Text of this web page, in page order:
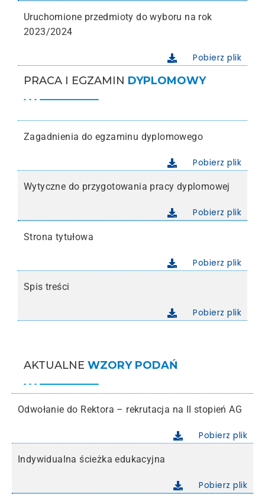
Uruchomione przedmioty do wyboru na rok
2023/2024
Pobierz plik
PRACA I EGZAMIN DYPLOMOWY
Zagadnienia do egzaminu dyplomowego
Pobierz plik
Wytyczne do przygotowania pracy dyplomowej
Pobierz plik
Strona tytułowa
Pobierz plik
Spis treści
Pobierz plik
AKTUALNE WZORY PODAŃ
Odwołanie do Rektora – rekrutacja na II stopień AG
Pobierz plik
Indywidualna ścieżka edukacyjna
Pobierz plik